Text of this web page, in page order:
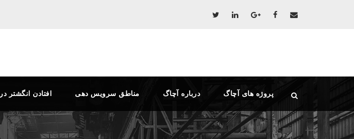
افتادن انگشتر در چاه مناطق سرویس دهی درباره آچاگ پروژه های آچاگ